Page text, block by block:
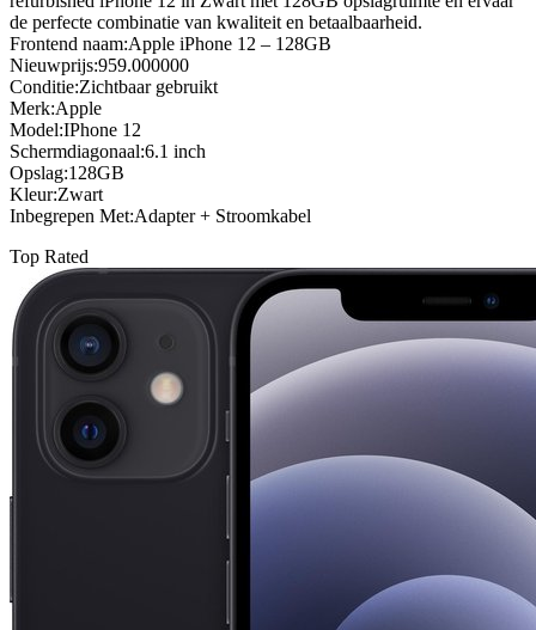
de perfecte combinatie van kwaliteit en betaalbaarheid.
Frontend naam:Apple iPhone 12 – 128GB
Nieuwprijs:959.000000
Conditie:Zichtbaar gebruikt
Merk:Apple
Model:IPhone 12
Schermdiagonaal:6.1 inch
Opslag:128GB
Kleur:Zwart
Inbegrepen Met:Adapter + Stroomkabel
Top Rated